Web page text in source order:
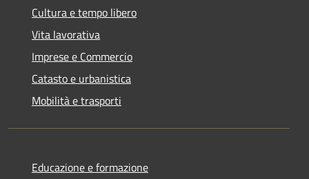
Cultura e tempo libero
Vita lavorativa
Imprese e Commercio
Catasto e urbanistica
Mobilità e trasporti
Educazione e formazione